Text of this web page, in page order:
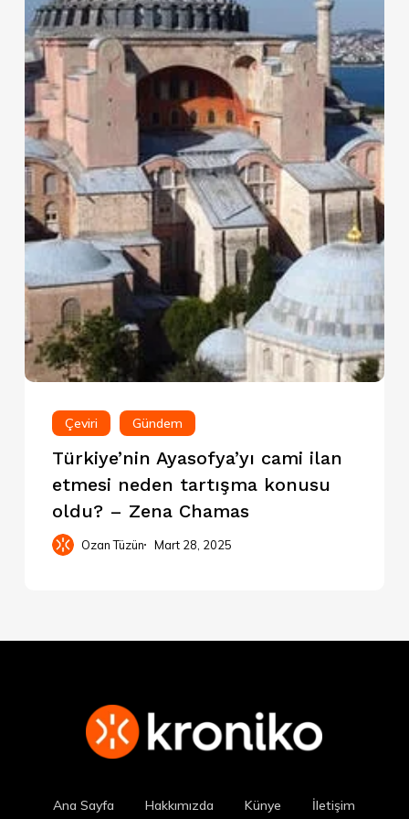
Çeviri Gündem
Türkiye’nin Ayasofya’yı cami ilan
etmesi neden tartışma konusu
oldu? – Zena Chamas
Ozan Tüzün Mart 28, 2025
Ana Sayfa Hakkımızda Künye İletişim